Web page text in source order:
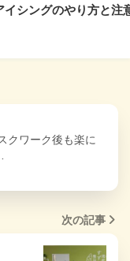
イシングのやり方と注
クワーク後も楽に
次の記事